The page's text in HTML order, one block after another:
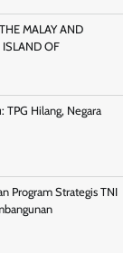
MALAY AND
ISLAND OF
TPG Hilang, Negara
Program Strategis TNI